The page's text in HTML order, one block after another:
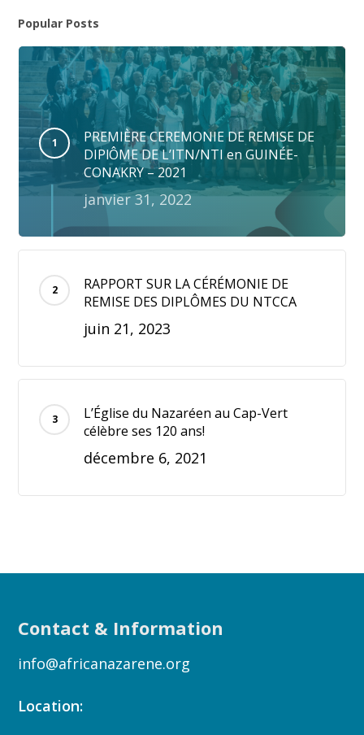
Popular Posts
PREMIÈRE CEREMONIE DE REMISE DE
DIPlÔME DE L’ITN/NTI en GUINÉE-
CONAKRY – 2021
janvier 31, 2022
RAPPORT SUR LA CÉRÉMONIE DE
REMISE DES DIPLÔMES DU NTCCA
juin 21, 2023
L’Église du Nazaréen au Cap-Vert
célèbre ses 120 ans!
décembre 6, 2021
Contact & Information
info@africanazarene.org
Location: